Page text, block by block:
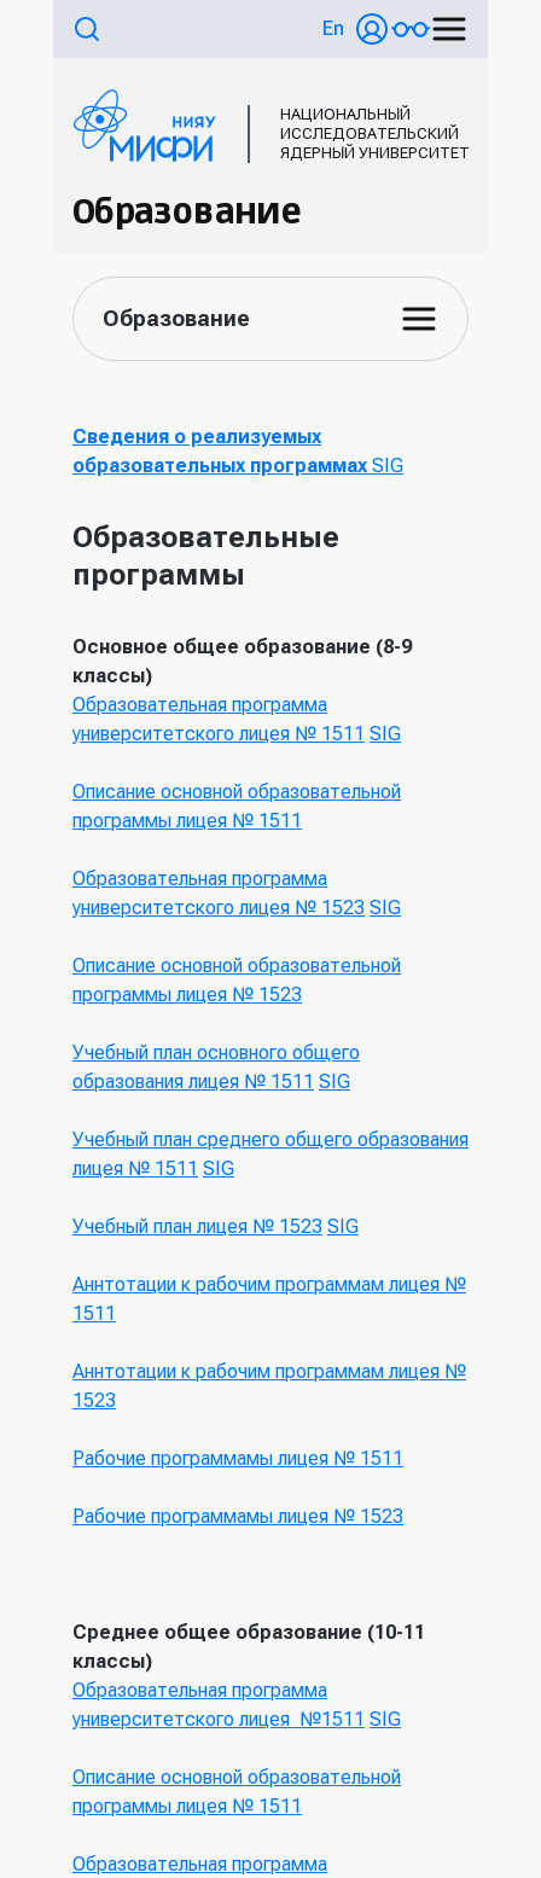
En
НАЦИОНАЛЬНЫЙ
ИССЛЕДОВАТЕЛЬСКИЙ
ЯДЕРНЫЙ УНИВЕРСИТЕТ
Образование
Сведения о реализуемых
образовательных программахSIG
Образовательные
программы
Основное общее образование (8-9
классы)
Образовательная программа
университетского лицея № 1511 SIG
Описание основной образовательной
программы лицея № 1511
Образовательная программа
университетского лицея № 1523 SIG
Описание основной образовательной
программы лицея № 1523
Учебный план основного общего
образования лицея № 1511 SIG
Учебный план среднего общего образования
лицея № 1511 SIG
Учебный план лицея № 1523 SIG
Аннтотации к рабочим программам лицея №
1511
Аннтотации к рабочим программам лицея №
1523
Рабочие программамы лицея № 1511
Рабочие программамы лицея № 1523
Среднее общее образование (10-11
классы)
Образовательная программа
университетского лицея №1511 SIG
Описание основной образовательной
программы лицея № 1511
Образовательная программа
Образование